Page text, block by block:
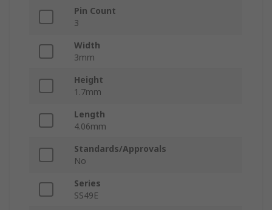
Pin Count
3
Width
3mm
Height
1.7mm
Length
4.06mm
Standards/Approvals
No
Series
SS49E